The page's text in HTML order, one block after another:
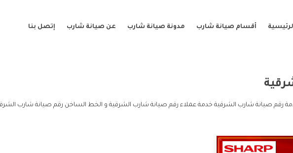
أقسام صيانة شارب مدونة صيانة شارب عن صيانة شارب إتصل بنا
رقم صيانة شارب الشرقية خدمة عملاء رقم صيانة شارب الشرقية و الخط الساخن رقم صيانة شارب